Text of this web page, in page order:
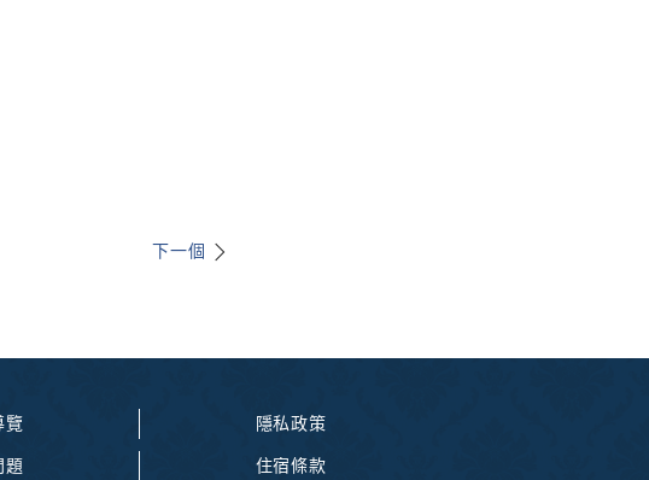
下一個
覽
題
隱私政策
住宿條款